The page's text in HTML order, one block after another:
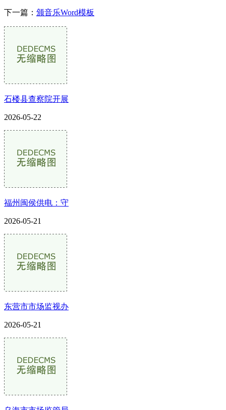
下一篇： 颁音乐Word模板
石楼县查察院开展
2026-05-22
福州闽侯供电：守
2026-05-21
东营市市场监视办
2026-05-21